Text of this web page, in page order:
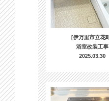
[伊万里市立花
浴室改装工事
2025.03.30